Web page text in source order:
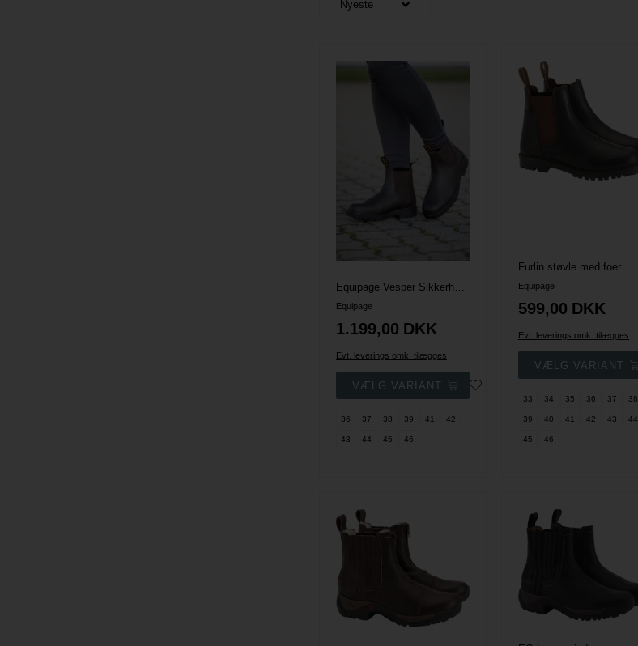
Equipage Vesper Sikkerhedsstøvler - Brun
Equipage
1.199,00 DKK
Evt. leverings omk. tilægges
36 37 38 39 41 42
43 44 45 46
Furlin støvle med foer
Equipage
599,00 DKK
Evt. leverings omk. tilægges
33 34 35 36 37 38
39 40 41 42 43 44
45 46